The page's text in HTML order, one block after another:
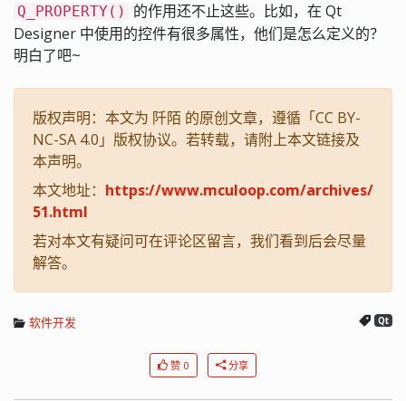
Q_PROPERTY()
的作用还不止这些。比如，在 Qt
Designer 中使用的控件有很多属性，他们是怎么定义的？
明白了吧~
版权声明：本文为 阡陌 的原创文章，遵循「CC BY-
NC-SA 4.0」版权协议。若转载，请附上本文链接及
本声明。
本文地址： https://www.mculoop.com/archives/
51.html
若对本文有疑问可在评论区留言，我们看到后会尽量
解答。
软件开发 Qt
赞 0 分享